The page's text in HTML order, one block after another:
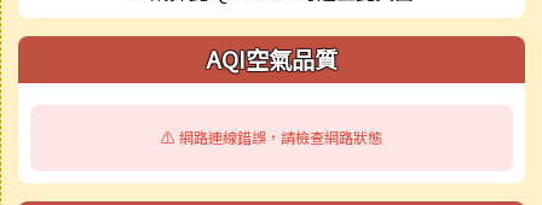
AQI空氣品質
⚠️ 網路連線錯誤，請檢查網路狀態